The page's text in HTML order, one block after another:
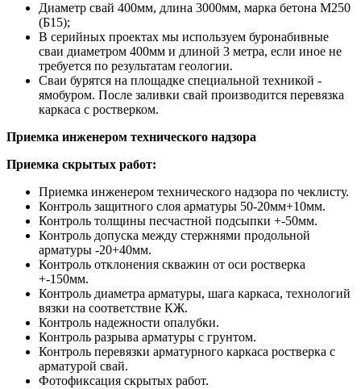
Диаметр свай 400мм, длина 3000мм, марка бетона М250
(Б15);
В серийных проектах мы используем буронабивные
сваи диаметром 400мм и длиной 3 метра, если иное не
требуется по результатам геологии.
Сваи бурятся на площадке специальной техникой -
ямобуром. После заливки свай производится перевязка
каркаса с ростверком.
Приемка инженером технического надзора
Приемка скрытых работ:
Приемка инженером технического надзора по чеклисту.
Контроль защитного слоя арматуры 50-20мм+10мм.
Контроль толщины песчастной подсыпки +-50мм.
Контроль допуска между стержнями продольной
арматуры -20+40мм.
Контроль отклонения скважин от оси ростверка
+-150мм.
Контроль диаметра арматуры, шага каркаса, технологий
вязки на соответствие КЖ.
Контроль надежности опалубки.
Контроль разрыва арматуры с грунтом.
Контроль перевязки арматурного каркаса ростверка с
арматурой свай.
Фотофиксация скрытых работ.